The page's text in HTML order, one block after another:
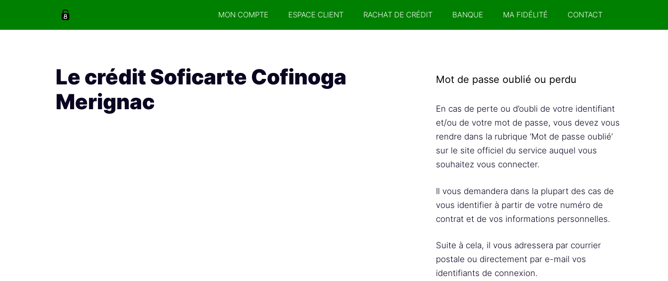
MON COMPTE ESPACE CLIENT RACHAT DE CRÉDIT BANQUE MA FIDÉLITÉ CONTACT
Le crédit Soficarte Cofinoga
Merignac
Mot de passe oublié ou perdu
En cas de perte ou d’oubli de votre identifiant
et/ou de votre mot de passe, vous devez vous
rendre dans la rubrique ‘Mot de passe oublié’
sur le site officiel du service auquel vous
souhaitez vous connecter.
Il vous demandera dans la plupart des cas de
vous identifier à partir de votre numéro de
contrat et de vos informations personnelles.
Suite à cela, il vous adressera par courrier
postale ou directement par e-mail vos
identifiants de connexion.